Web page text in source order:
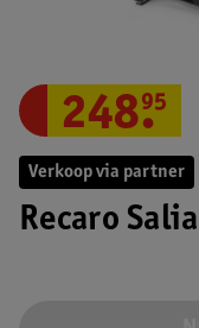
Verkoop via partner
Recaro
248.
95